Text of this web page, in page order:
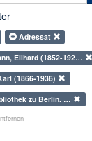
Adressat
Eilhard (1852-192…
(1866-1936)
zu Berlin. …